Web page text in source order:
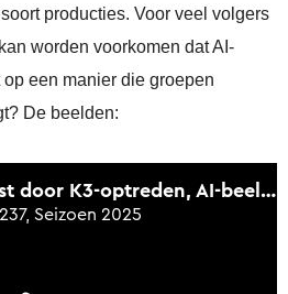
producties. Voor veel volgers
worden voorkomen dat AI-
een manier die groepen
De beelden: